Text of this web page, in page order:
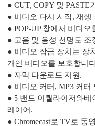
● CUT, COPY 및 PASTE
● 비디오 다시 시작, 재생
● POP-UP 창에서 비디오
● 고음 및 음성 선명도 조
● 비디오 잠금 장치는 장
개인 비디오를 보호합니
● 자막 다운로드 지원.
● 비디오 커터, MP3 커터
● 5 밴드 이퀄라이저와베
레이어.
● Chromecast로 TV로 동